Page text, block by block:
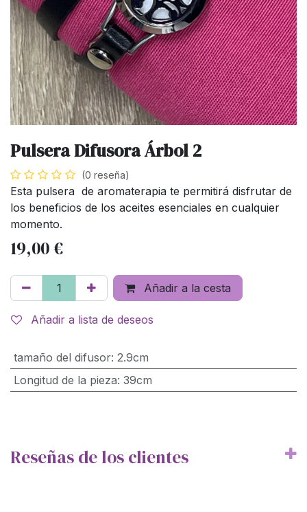
Pulsera Difusora Árbol 2
(0 reseña)
Esta pulsera de aromaterapia te permitirá disfrutar de
los beneficios de los aceites esenciales en cualquier
momento.
19,00€
Añadir a la cesta
Añadir a lista de deseos
tamaño del difusor: 2.9cm
Longitud de la pieza: 39cm
Reseñas de los clientes